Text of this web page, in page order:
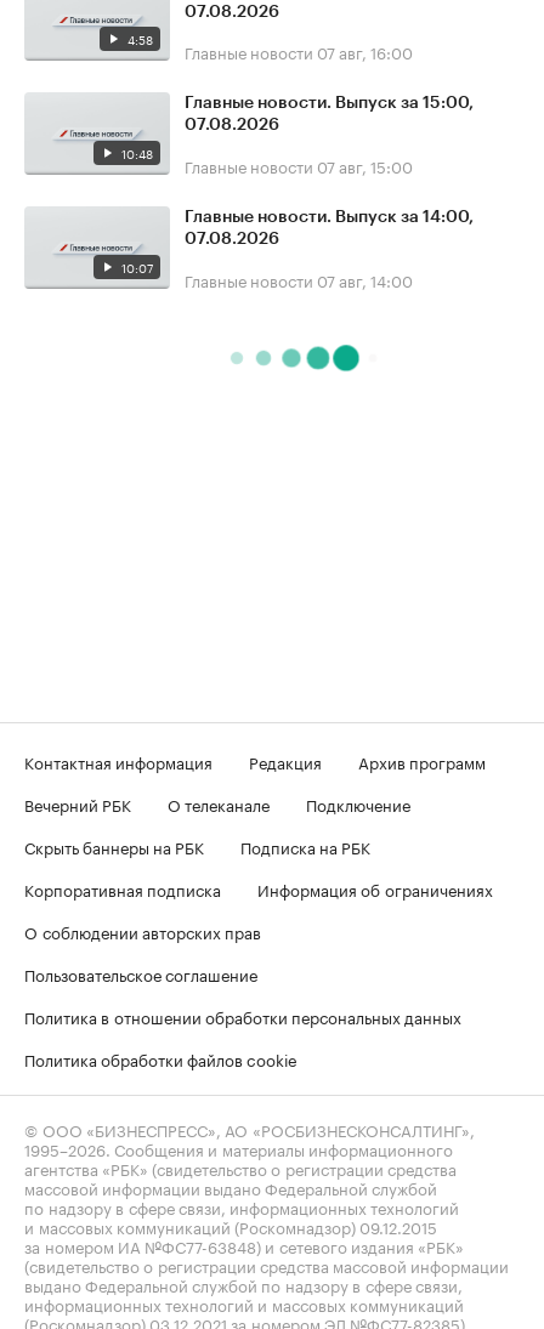
4:58
07.08.2026
Главные новости 07 авг, 16:00
10:48
Главные новости. Выпуск за 15:00,
07.08.2026
Главные новости 07 авг, 15:00
10:07
Главные новости. Выпуск за 14:00,
07.08.2026
Главные новости 07 авг, 14:00
Контактная информация Редакция
Архив программ
Вечерний РБК
О телеканале
Подключение
Скрыть баннеры на РБК
Подписка на РБК
Корпоративная подписка
Информация об ограничениях
О соблюдении авторских прав
Пользовательское соглашение
Политика в отношении обработки персональных данных
Политика обработки файлов cookie
© ООО «БИЗНЕСПРЕСС», АО «РОСБИЗНЕСКОНСАЛТИНГ»,
1995–2026 . Сообщения и материалы информационного
агентства «РБК» (свидетельство о регистрации средства
массовой информации выдано Федеральной службой
по надзору в сфере связи, информационных технологий
и массовых коммуникаций (Роскомнадзор) 09.12.2015
за номером ИА №ФС77-63848) и сетевого издания «РБК»
(свидетельство о регистрации средства массовой информации
выдано Федеральной службой по надзору в сфере связи,
информационных технологий и массовых коммуникаций
(Роскомнадзор) 03.12.2021 за номером ЭЛ №ФС77-82385)